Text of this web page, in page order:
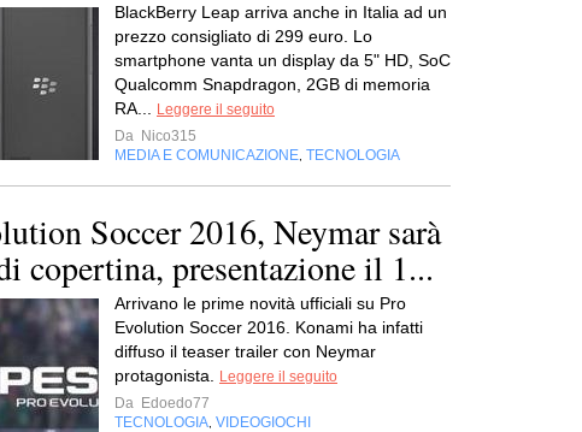
BlackBerry Leap arriva anche in Italia ad un
prezzo consigliato di 299 euro. Lo
smartphone vanta un display da 5" HD, SoC
Qualcomm Snapdragon, 2GB di memoria
RA...
Leggere il seguito
Da Nico315
MEDIA E COMUNICAZIONE TECNOLOGIA
Soccer 2016, Neymar sarà
copertina, presentazione il 1...
Arrivano le prime novità ufficiali su Pro
Evolution Soccer 2016. Konami ha infatti
diffuso il teaser trailer con Neymar
protagonista.
Leggere il seguito
Da Edoedo77
TECNOLOGIA VIDEOGIOCHI